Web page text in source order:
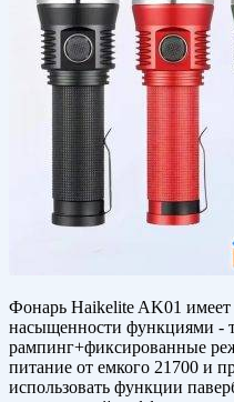
Фонарь Haikelite AK01
насыщенности функциями -
рампинг+фиксированные
питание от емкого 21700 и
использовать функции